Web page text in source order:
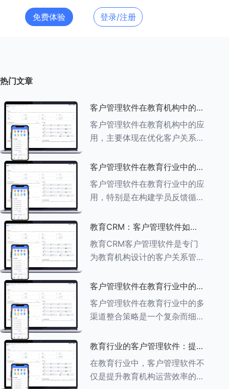
免费体验 登录/注册
热门文章
客户管理软件在教育机构中的应
用探索
客户管理软件在教育机构中的应
用，主要体现在优化客户关系管
作效率及促进业务增长等多个方
面。以下是对客户管理软件在教
育机构中应用的具体探索：
###一、
客户管理软件在教育行业中的学
员反馈循环机制
客户管理软件在教育行业中的应
用，特别是在构建学员反馈循环
用。以下是对客户管理软件在教
育行业中学员反馈循环机制的详
细分析： ###一、学员反馈循
环机制
教育CRM：客户管理软件如何
助力教育机构实现可持续发展
教育CRM客户管理软件是专门
为教育机构设计的客户关系管理
家长、教师及其他相关方的互
动，对教育机构实现可持续发展
具有重要意义。以下是教育
CRM如何助力教育
客户管理软件在教育行业中的多
渠道整合策略
客户管理软件在教育行业中的多
渠道整合策略是一个复杂而细致
多种渠道，提升教育机构的市场
竞争力、客户满意度和运营效
率。以下是对这一策略的具体分
析： ###
教育行业的客户管理软件：提升
家长参与度的关键
在教育行业中，客户管理软件不
仅是提升教育机构运营效率的重